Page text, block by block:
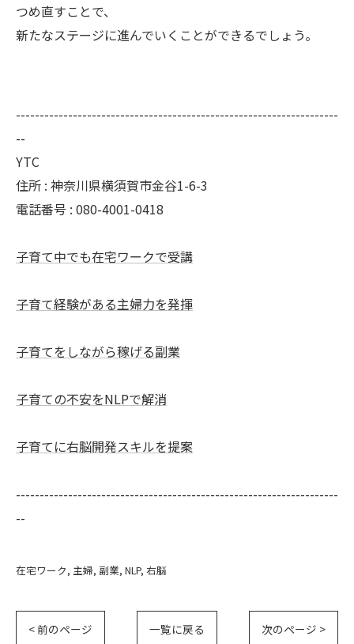
つめ直すことで、
新たなステージに進んでいくことができるでしょう。
--------------------------------------------------------------------
--
YTC
住所 : 神奈川県横須賀市金谷1-6-3
電話番号 : 080-4001-0418
子育て中でも在宅ワークで受講
子育て経験がある主婦力を発揮
子育てをしながら稼げる副業
子育ての不安をNLPで解消
子育てに右脳開発スキルを提案
--------------------------------------------------------------------
--
在宅ワーク 主婦 副業 NLP 右脳
< 前のページ 一覧に戻る 次のページ >